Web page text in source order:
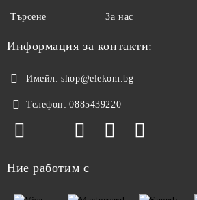
Търсене За нас
Информация за контакти:
Имейл: shop@elekom.bg
Телефон: 0885439220
Ние работим с